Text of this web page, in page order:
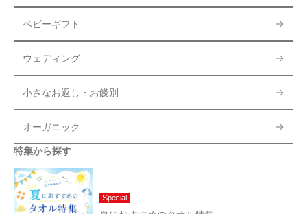
ベビーギフト
ウェディング
小さなお返し・お餞別
オーガニック
特集から探す
Special